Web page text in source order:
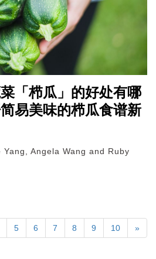
「栉瓜」的好处有哪
易美味的栉瓜食谱新
Yang, Angela Wang and Ruby
5 6 7 8 9 10 »